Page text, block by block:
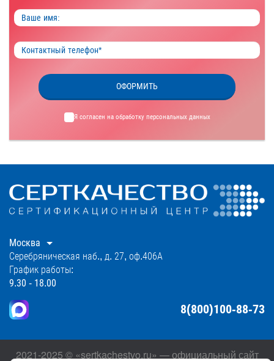
ОФОРМИТЬ
Я согласен на обработку персональных данных
Москва
Серебряническая наб., д. 27, оф.406А
График работы:
9.30 - 18.00
8(800)100-88-73
2021-2025 © «sertkachestvo.ru» — официальный сайт